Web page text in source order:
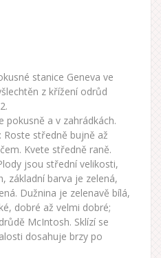
stanice Geneva ve
z křížení odrůd
pokusně a v zahrádkách.
středně bujně až
Kvete středně raně.
jsou střední velikosti,
základní barva je zelená,
Dužnina je zelenavě bílá,
dobré až velmi dobré;
McIntosh. Sklízí se
dosahuje brzy po